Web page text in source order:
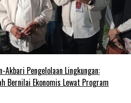
Akbari Pengelolaan Lingkungan:
Bernilai Ekonomis Lewat Program